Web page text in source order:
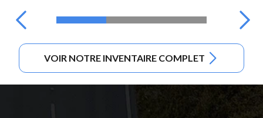
VOIR NOTRE INVENTAIRE COMPLET